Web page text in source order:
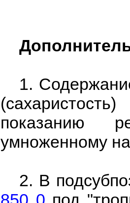
1.
показанию
умноженному
2. В